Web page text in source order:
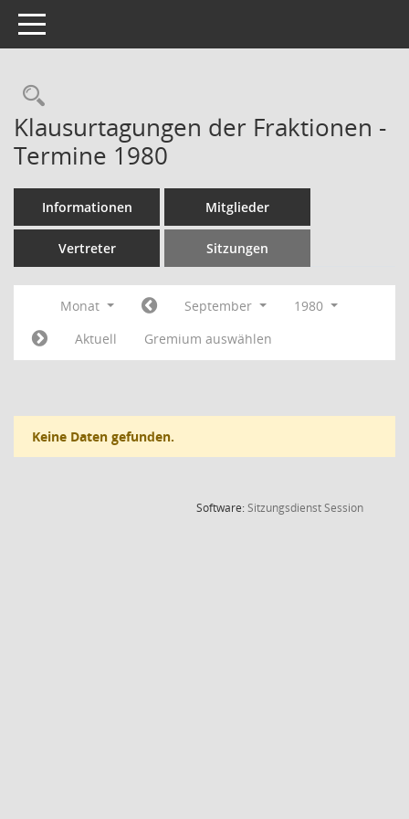
Toggle navigation
Rechercheauswahl
Klausurtagungen der Fraktionen -
Termine 1980
Informationen Mitglieder
Vertreter Sitzungen
Monat September
1980
Aktuell
Gremium auswählen
Keine Daten gefunden.
Software:SitzungsdienstSession(Wird in